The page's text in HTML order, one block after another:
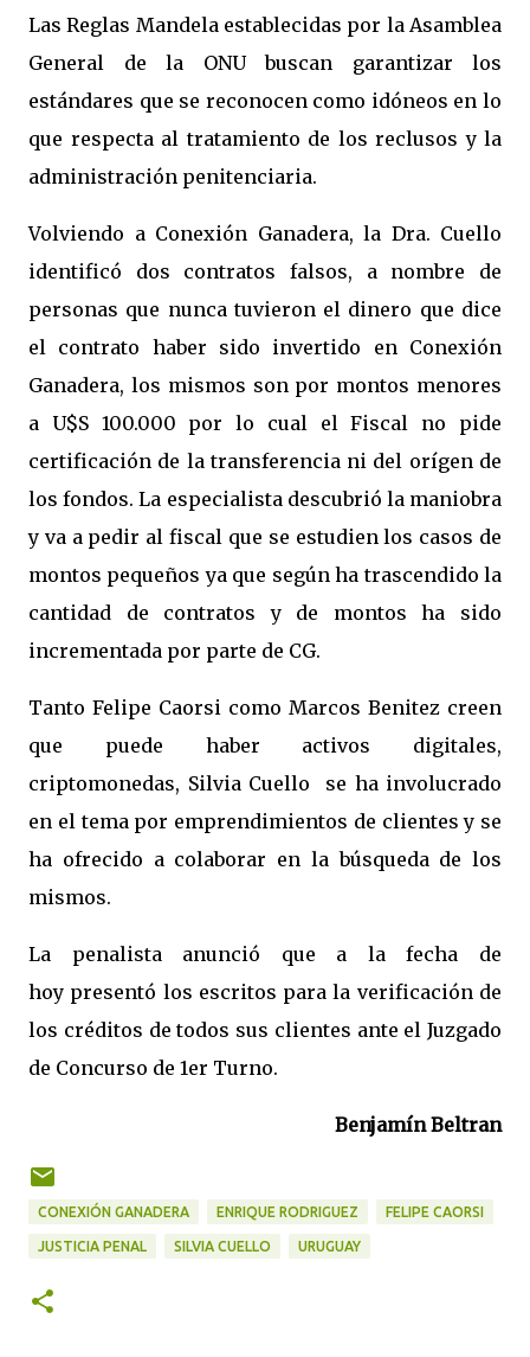
Las Reglas Mandela establecidas por la Asamblea
General de la ONU buscan garantizar los
estándares que se reconocen como idóneos en lo
que respecta al tratamiento de los reclusos y la
administración penitenciaria.
Volviendo a Conexión Ganadera, la Dra. Cuello
identificó dos contratos falsos, a nombre de
personas que nunca tuvieron el dinero que dice
el contrato haber sido invertido en Conexión
Ganadera, los mismos son por montos menores
a U$S 100.000 por lo cual el Fiscal no pide
certificación de la transferencia ni del orígen de
los fondos. La especialista descubrió la maniobra
y va a pedir al fiscal que se estudien los casos de
montos pequeños ya que según ha trascendido la
cantidad de contratos y de montos ha sido
incrementada por parte de CG.
Tanto Felipe Caorsi como Marcos Benitez creen
que puede haber activos digitales,
criptomonedas, Silvia Cuello se ha involucrado
en el tema por emprendimientos de clientes y se
ha ofrecido a colaborar en la búsqueda de los
mismos.
La penalista anunció que a la fecha de
hoy presentó los escritos para la verificación de
los créditos de todos sus clientes ante el Juzgado
de Concurso de 1er Turno.
Benjamín Beltran
CONEXIÓN GANADERA ENRIQUE RODRIGUEZ FELIPE CAORSI
JUSTICIA PENAL SILVIA CUELLO URUGUAY